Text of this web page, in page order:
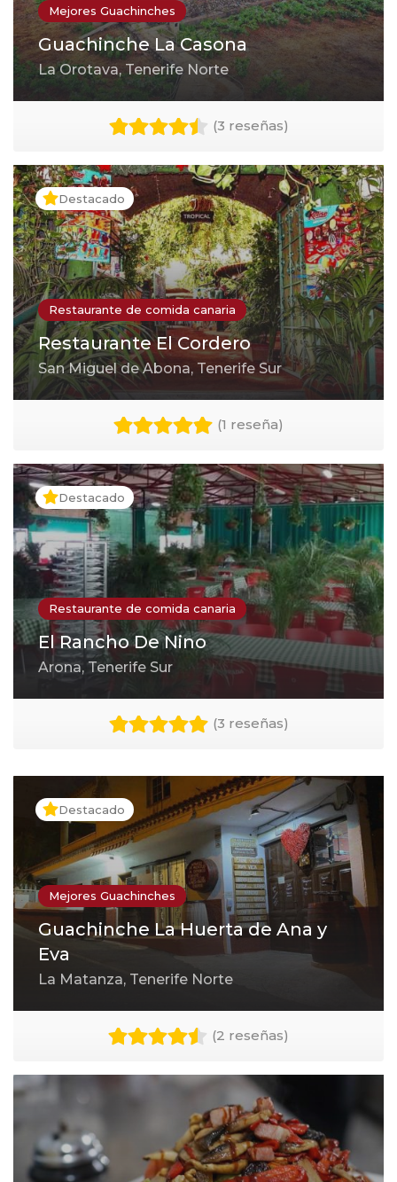
Mejores Guachinches
Guachinche La Casona
La Orotava, Tenerife Norte
(3 reseñas)
Destacado
Restaurante de comida canaria
Restaurante El Cordero
San Miguel de Abona, Tenerife Sur
(1 reseña)
Destacado
Restaurante de comida canaria
El Rancho De Nino
Arona, Tenerife Sur
(3 reseñas)
Destacado
Mejores Guachinches
Guachinche La Huerta de Ana y
Eva
La Matanza, Tenerife Norte
(2 reseñas)